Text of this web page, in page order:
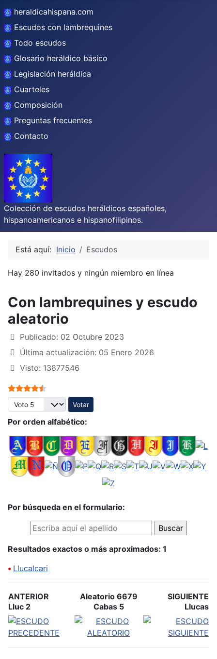
heraldicahispana.com
Escudos con lambrequines
Todo escudos
Glosario heráldico básico
Legislación heráldica
Cuarteles
Composición
Preguntas frecuentes
Contacto
Colección de escudos heráldicos españoles,
hispanoamericanos e hispanofilipinos.
Está aquí: Inicio Escudos
Hay 280 invitados y ningún miembro en línea
Con lambrequines y escudo
aleatorio
Publicado: 02 Octubre 2023
Última actualización: 05 Enero 2026
Visto: 13877546
Ratio:4.5/
Por favor, vote
Por orden alfabético:
Por búsqueda en el formulario:
Resultados exactos o más aproximados: 1
• Llucalcari
ANTERIOR
Lluc 2
Aleatorio 6679
Cabas 5
SIGUIENTE
Llucas